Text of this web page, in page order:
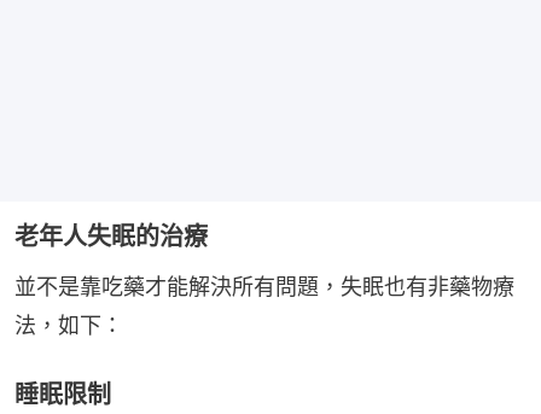
老年人失眠的治療
並不是靠吃藥才能解決所有問題，失眠也有非藥物療
法，如下：
睡眠限制